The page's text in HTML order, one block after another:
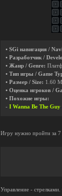
• SGi навигация /
• Разработчик /
• Жанр / Genre:
• Тип игры / Game
• Размер / Size: 1.60
• Оценка игроков /
• Похожие игры:
- I Wanna Be The
Игру нужно пройти за 7
Управление -